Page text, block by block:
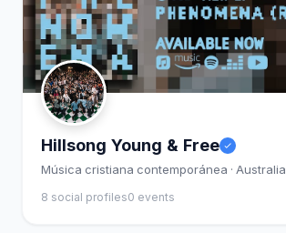
Hillsong Young & Free
Música cristiana contemporánea · Australia
8 social profiles0 events